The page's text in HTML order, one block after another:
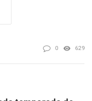
0 629